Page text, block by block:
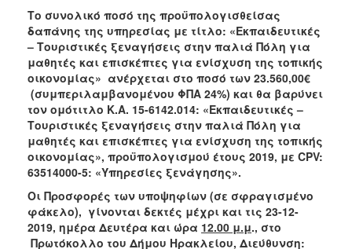
Το συνολικό ποσό της προϋπολογισθείσας
δαπάνης της υπηρεσίας με τίτλο: «Εκπαιδευτικές
– Τουριστικές ξεναγήσεις στην παλιά Πόλη για
μαθητές και επισκέπτες για ενίσχυση της τοπικής
οικονομίας» ανέρχεται στο ποσό των 23.560,00€
(συμπεριλαμβανομένου ΦΠΑ 24%) και θα βαρύνει
τον ομότιτλο Κ.Α. 15-6142.014: «Εκπαιδευτικές –
Τουριστικές ξεναγήσεις στην παλιά Πόλη για
μαθητές και επισκέπτες για ενίσχυση της τοπικής
οικονομίας», προϋπολογισμού έτους 2019, με CPV:
63514000-5: «Υπηρεσίες ξενάγησης».
Οι Προσφορές των υποψηφίων (σε σφραγισμένο
φάκελο), γίνονται δεκτές μέχρι και τις 23-12-
2019, ημέρα Δευτέρα και ώρα 12.00 μ.μ., στο
Πρωτόκολλο του Δήμου Ηρακλείου, Διεύθυνση: